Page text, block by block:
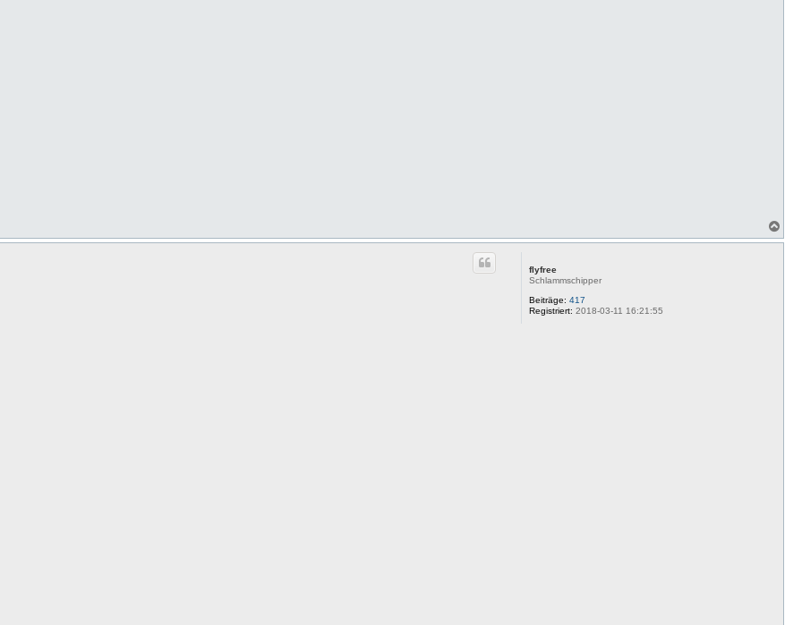
a
flyfree
Schlammschipper
Beiträge: 417
Registriert: 2018-03-11 16:21:55